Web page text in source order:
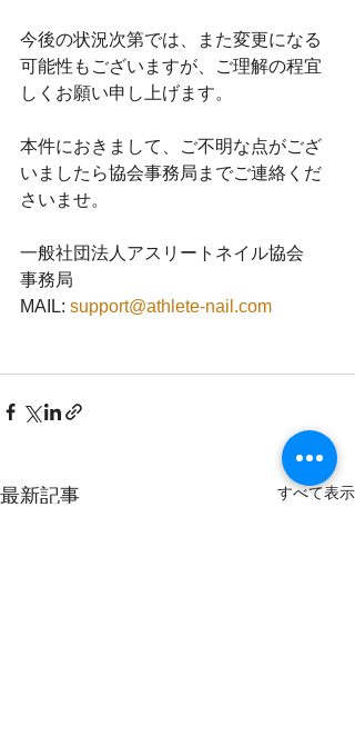
今後の状況次第では、また変更になる
可能性もございますが、ご理解の程宜
しくお願い申し上げます。
本件におきまして、ご不明な点がござ
いましたら協会事務局までご連絡くだ
さいませ。
一般社団法人アスリートネイル協会
事務局
MAIL: support@athlete-nail.com
最新記事 すべて表示